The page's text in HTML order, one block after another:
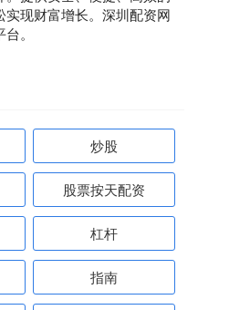
实现财富增长。深圳配资网
。
炒股
股票按天配资
杠杆
指南